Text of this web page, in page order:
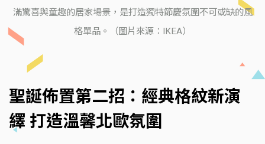
滿驚喜與童趣的居家場景，是打造獨特節慶氛圍不可或缺的風
格單品。（圖片來源：IKEA）
聖誕佈置第二招：經典格紋新演
繹 打造溫馨北歐氛圍